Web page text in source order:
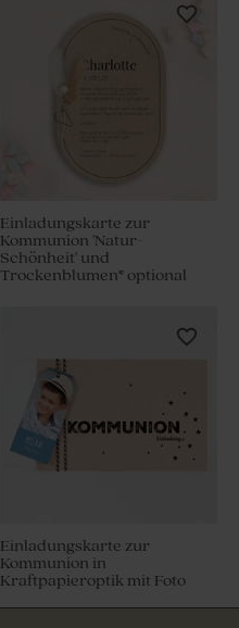
Einladungskarte zur
Kommunion 'Natur-
Schönheit' und
Trockenblumen* optional
Einladungskarte zur
Kommunion in
Kraftpapieroptik mit Foto